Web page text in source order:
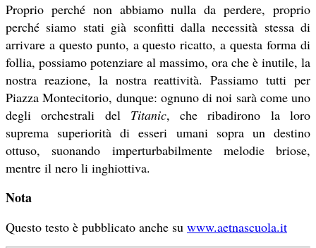
Proprio perché non abbiamo nulla da perdere, proprio
perché siamo stati già sconfitti dalla necessità stessa di
arrivare a questo punto, a questo ricatto, a questa forma di
follia, possiamo potenziare al massimo, ora che è inutile, la
nostra reazione, la nostra reattività. Passiamo tutti per
Piazza Montecitorio, dunque: ognuno di noi sarà come uno
degli orchestrali del Titanic, che ribadirono la loro
suprema superiorità di esseri umani sopra un destino
ottuso, suonando imperturbabilmente melodie briose,
mentre il nero li inghiottiva.
Nota
Questo testo è pubblicato anche su www.aetnascuola.it